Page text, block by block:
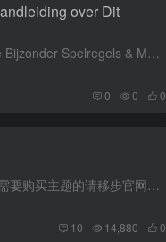
over Dit
Inhoudsopgave Wat Maakt Dit Game Bijzonder Spelregels & Mechanica Tactieken om Succes RTP en Volatil...
0 0 0
上线了，上线了 一为主题官网上线，需要购买主题的请移步官网支付 正在活动中哦 前往查看购买 WebStack Pro 导航主题高级版改名为一导航，因为WebStack的名字给Viggo带来了一些困...
10 14,880 0